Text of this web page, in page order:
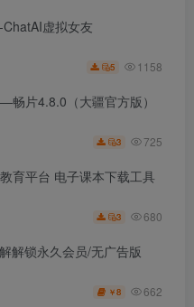
虚拟女友
5 1158
片4.8.0（大疆官方版）
3 725
育平台 电子课本下载工具
3 680
解锁永久会员/无广告版
￥8 662